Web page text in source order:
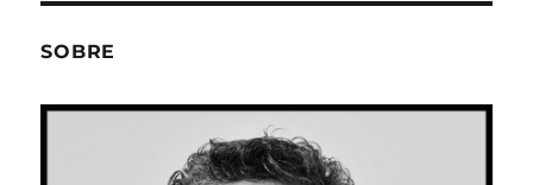
para
SOBRE